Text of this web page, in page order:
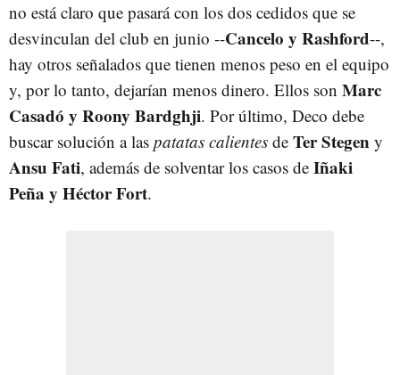
no está claro que pasará con los dos cedidos que se
desvinculan del club en junio --Cancelo y Rashford--,
hay otros señalados que tienen menos peso en el equipo
y, por lo tanto, dejarían menos dinero. Ellos son Marc
Casadó y Roony Bardghji. Por último, Deco debe
buscar solución a las patatas calientes de Ter Stegen y
Ansu Fati, además de solventar los casos de Iñaki
Peña y Héctor Fort.